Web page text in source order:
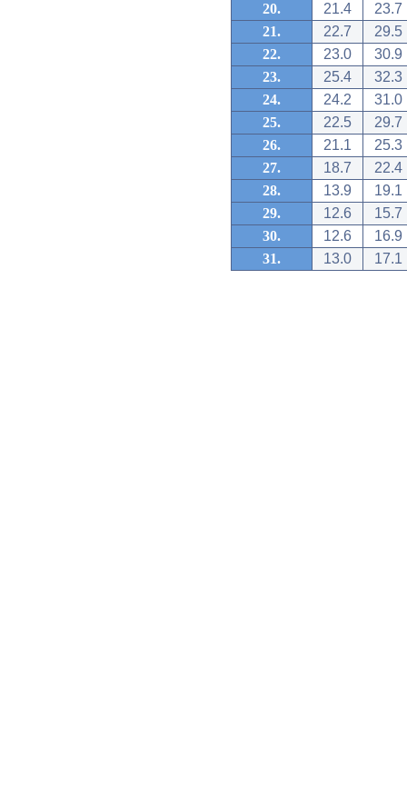
20.
21.4
23.7
21.
22.7
29.5
22.
23.0
30.9
23.
25.4
32.3
24.
24.2
31.0
25.
22.5
29.7
26.
21.1
25.3
27.
18.7
22.4
28.
13.9
19.1
29.
12.6
15.7
30.
12.6
16.9
31.
13.0 17.1